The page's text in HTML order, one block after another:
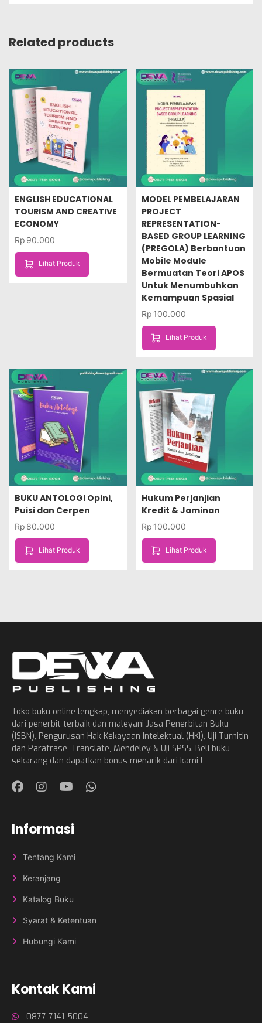
Related products
ENGLISH EDUCATIONAL
TOURISM AND CREATIVE
ECONOMY
Rp 90.000
Lihat Produk
MODEL PEMBELAJARAN
PROJECT
REPRESENTATION-
BASED GROUP LEARNING
(PREGOLA) Berbantuan
Mobile Module
Bermuatan Teori APOS
Untuk Menumbuhkan
Kemampuan Spasial
Rp 100.000
Lihat Produk
BUKU ANTOLOGI Opini,
Puisi dan Cerpen
Rp 80.000
Lihat Produk
Hukum Perjanjian
Kredit & Jaminan
Rp 100.000
Lihat Produk
Toko buku online lengkap, menyediakan berbagai genre buku
dari penerbit terbaik dan maleyani Jasa Penerbitan Buku
(ISBN), Pengurusan Hak Kekayaan Intelektual (HKI), Uji Turnitin
dan Parafrase, Translate, Mendeley & Uji SPSS. Beli buku
sekarang dan dapatkan bonus menarik dari kami !
Informasi
Tentang Kami
Keranjang
Katalog Buku
Syarat & Ketentuan
Hubungi Kami
Kontak Kami
0877-7141-5004